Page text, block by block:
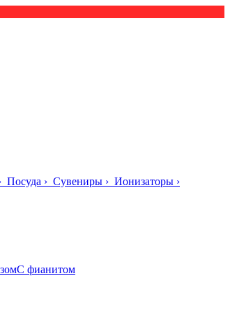
Посуда › Сувениры › Ионизаторы ›
С фианитом